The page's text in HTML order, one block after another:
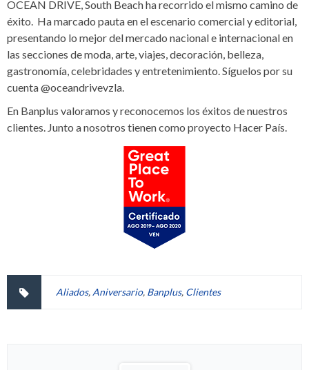
OCEAN DRIVE, South Beach ha recorrido el mismo camino de
éxito. Ha marcado pauta en el escenario comercial y editorial,
presentando lo mejor del mercado nacional e internacional en
las secciones de moda, arte, viajes, decoración, belleza,
gastronomía, celebridades y entretenimiento. Síguelos por su
cuenta @oceandrivevzla.
En Banplus valoramos y reconocemos los éxitos de nuestros
clientes. Junto a nosotros tienen como proyecto Hacer País.
Aliados, Aniversario, Banplus, Clientes